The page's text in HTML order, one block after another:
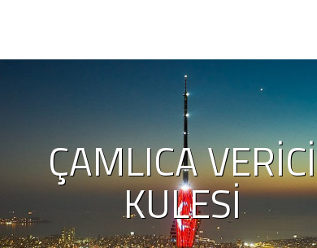
ÇAMLICA VERICI
KULESI